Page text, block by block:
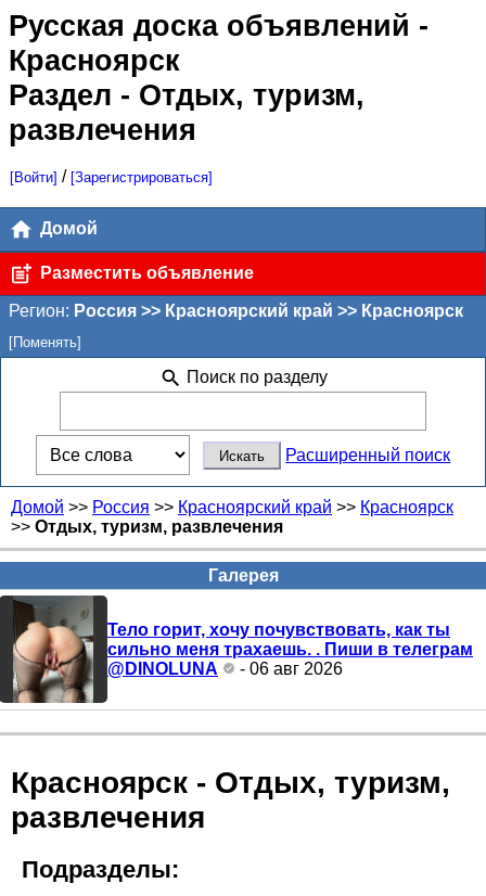
Русская доска объявлений -
Красноярск
Раздел - Отдых, туризм,
развлечения
[Войти] / [Зарегистрироваться]
Домой
Разместить объявление
Регион: Россия >> Красноярский край >> Красноярск
[Поменять]
Поиск по разделу
Расширенный поиск
Домой >> Россия >> Красноярский край >> Красноярск
>> Отдых, туризм, развлечения
Галерея
Тело горит, хочу почувствовать, как ты
сильно меня трахаешь. . Пиши в телеграм
@DINOLUNA
- 06 авг 2026
Красноярск - Отдых, туризм,
развлечения
Подразделы: